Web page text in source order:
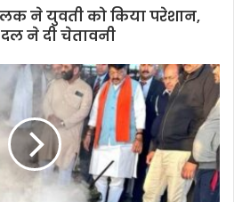
ने युवती को किया परेशान,
ने दी चेतावनी